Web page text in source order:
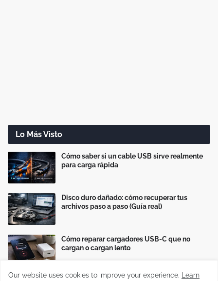
Lo Más Visto
Cómo saber si un cable USB sirve realmente
para carga rápida
Disco duro dañado: cómo recuperar tus
archivos paso a paso (Guía real)
Cómo reparar cargadores USB-C que no
cargan o cargan lento
Our website uses cookies to improve your experience.
Learn